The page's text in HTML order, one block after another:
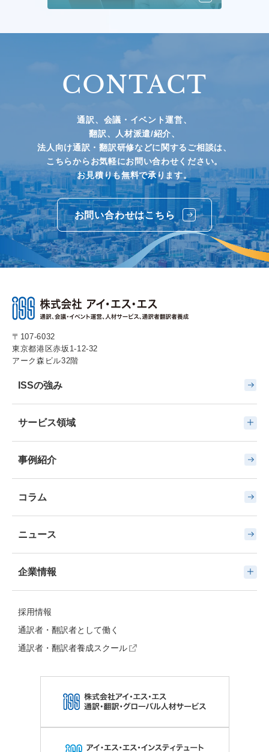
CONTACT
通訳、会議・イベント運営、
翻訳、人材派遣/紹介、
法人向け通訳・翻訳研修などに関するご相談は、
こちらからお気軽にお問い合わせください。
お見積りも無料で承ります。
お問い合わせはこちら
〒107-6032
東京都港区赤坂1-12-32
アーク森ビル32階
ISSの強み
サービス領域
事例紹介
コラム
ニュース
企業情報
採用情報
通訳者・翻訳者として働く
通訳者・翻訳者養成スクール